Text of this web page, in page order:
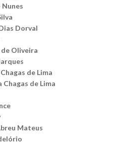
Nunes
Dorval
de Oliveira
de Lima
de Lima
Mateus